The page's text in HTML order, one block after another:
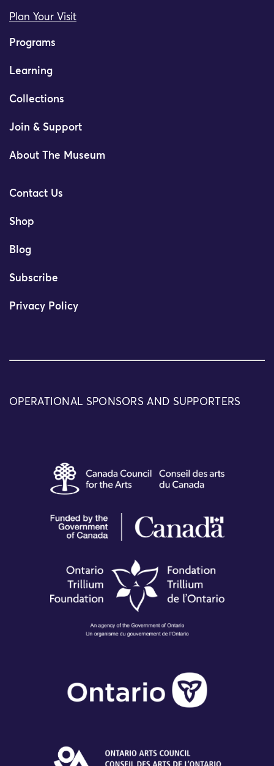
Plan Your Visit
Programs
Learning
Collections
Join & Support
About The Museum
Contact Us
Shop
Blog
Subscribe
Privacy Policy
OPERATIONAL SPONSORS AND SUPPORTERS